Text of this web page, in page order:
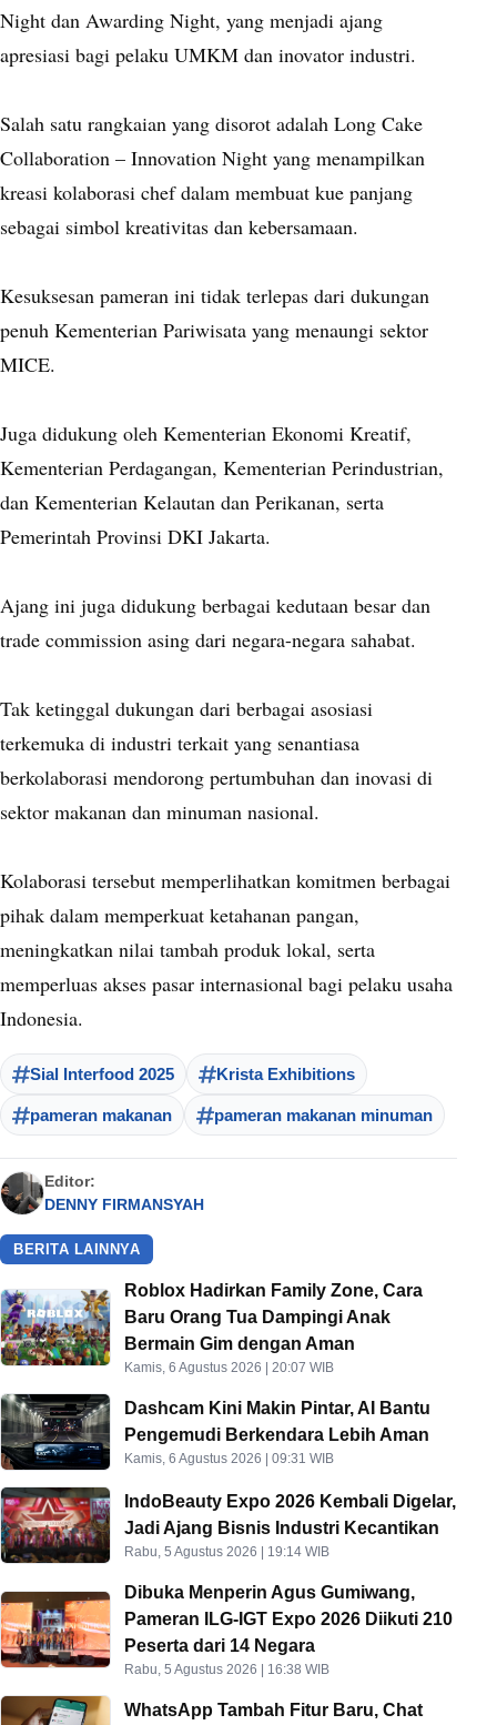
Night dan Awarding Night, yang menjadi ajang
apresiasi bagi pelaku UMKM dan inovator industri.
Salah satu rangkaian yang disorot adalah Long Cake
Collaboration – Innovation Night yang menampilkan
kreasi kolaborasi chef dalam membuat kue panjang
sebagai simbol kreativitas dan kebersamaan.
Kesuksesan pameran ini tidak terlepas dari dukungan
penuh Kementerian Pariwisata yang menaungi sektor
MICE.
Juga didukung oleh Kementerian Ekonomi Kreatif,
Kementerian Perdagangan, Kementerian Perindustrian,
dan Kementerian Kelautan dan Perikanan, serta
Pemerintah Provinsi DKI Jakarta.
Ajang ini juga didukung berbagai kedutaan besar dan
trade commission asing dari negara-negara sahabat.
Tak ketinggal dukungan dari berbagai asosiasi
terkemuka di industri terkait yang senantiasa
berkolaborasi mendorong pertumbuhan dan inovasi di
sektor makanan dan minuman nasional.
Kolaborasi tersebut memperlihatkan komitmen berbagai
pihak dalam memperkuat ketahanan pangan,
meningkatkan nilai tambah produk lokal, serta
memperluas akses pasar internasional bagi pelaku usaha
Indonesia.
Sial Interfood 2025 Krista Exhibitions
pameran makanan pameran makanan minuman
Editor:
DENNY FIRMANSYAH
BERITA LAINNYA
Roblox Hadirkan Family Zone, Cara
Baru Orang Tua Dampingi Anak
Bermain Gim dengan Aman
Kamis, 6 Agustus 2026 | 20:07 WIB
Dashcam Kini Makin Pintar, AI Bantu
Pengemudi Berkendara Lebih Aman
Kamis, 6 Agustus 2026 | 09:31 WIB
IndoBeauty Expo 2026 Kembali Digelar,
Jadi Ajang Bisnis Industri Kecantikan
Rabu, 5 Agustus 2026 | 19:14 WIB
Dibuka Menperin Agus Gumiwang,
Pameran ILG-IGT Expo 2026 Diikuti 210
Peserta dari 14 Negara
Rabu, 5 Agustus 2026 | 16:38 WIB
WhatsApp Tambah Fitur Baru, Chat